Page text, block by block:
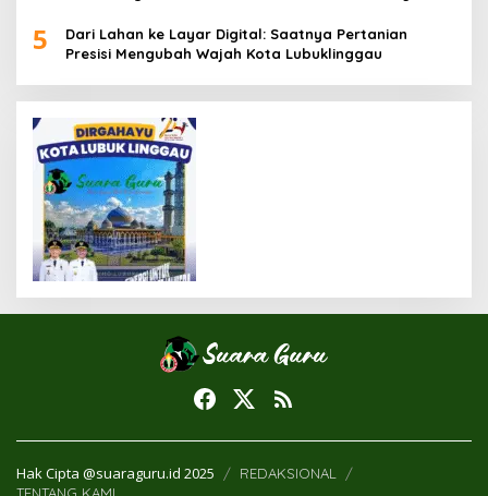
5
Dari Lahan ke Layar Digital: Saatnya Pertanian
Presisi Mengubah Wajah Kota Lubuklinggau
Hak Cipta @suaraguru.id 2025
REDAKSIONAL